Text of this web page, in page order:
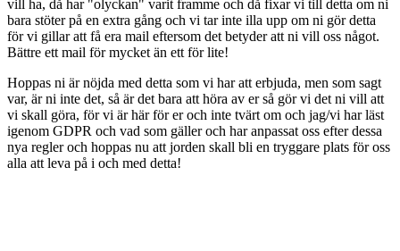
vill ha, då har "olyckan" varit framme och då fixar vi till detta om ni
bara stöter på en extra gång och vi tar inte illa upp om ni gör detta
för vi gillar att få era mail eftersom det betyder att ni vill oss något.
Bättre ett mail för mycket än ett för lite!
Hoppas ni är nöjda med detta som vi har att erbjuda, men som sagt
var, är ni inte det, så är det bara att höra av er så gör vi det ni vill att
vi skall göra, för vi är här för er och inte tvärt om och jag/vi har läst
igenom GDPR och vad som gäller och har anpassat oss efter dessa
nya regler och hoppas nu att jorden skall bli en tryggare plats för oss
alla att leva på i och med detta!